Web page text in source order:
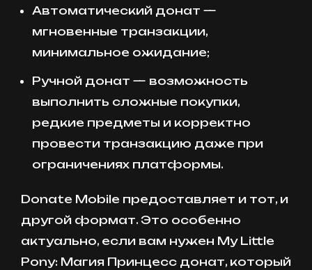
Автоматический донат —
мгновенные транзакции,
минимальное ожидание;
Ручной донат — возможность
выполнить сложные покупки,
редкие предметы и корректно
провести транзакцию даже при
ограничениях платформы.
Donate Mobile предоставляет и тот, и
другой формат. Это особенно
актуально, если вам нужен My Little
Pony: Магия Принцесс донат, который